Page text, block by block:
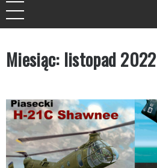
Miesiąc: listopad 2022